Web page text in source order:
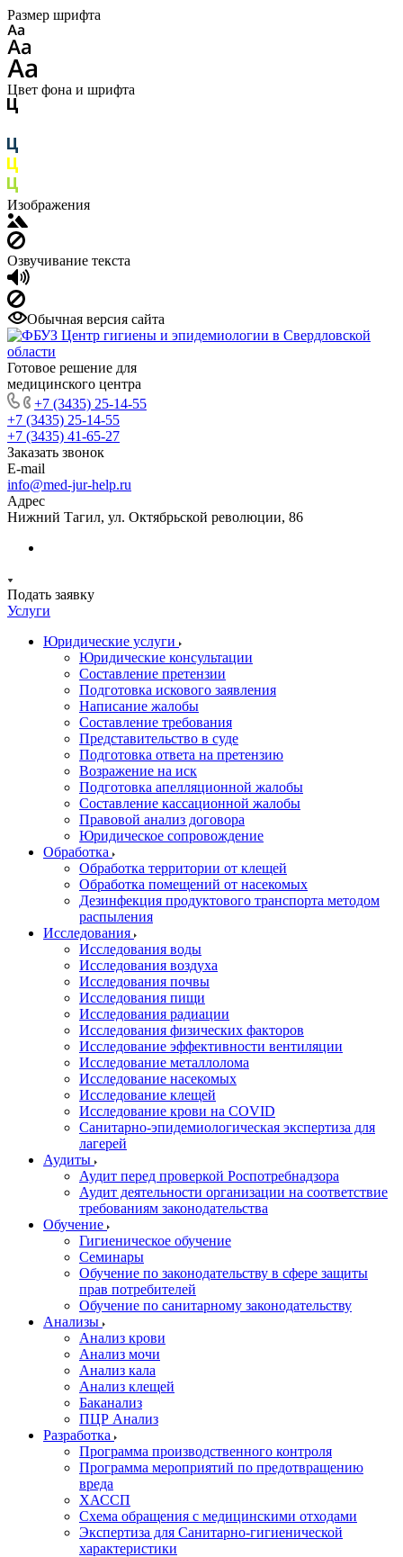
Размер шрифта
Цвет фона и шрифта
Изображения
Озвучивание текста
Обычная версия сайта
Готовое решение для
медицинского центра
+7 (3435) 25-14-55
+7 (3435) 25-14-55
+7 (3435) 41-65-27
Заказать звонок
E-mail
info@med-jur-help.ru
Адрес
Нижний Тагил, ул. Октябрьской революции, 86
Подать заявку
Услуги
Юридические услуги
Юридические консультации
Составление претензии
Подготовка искового заявления
Написание жалобы
Составление требования
Представительство в суде
Подготовка ответа на претензию
Возражение на иск
Подготовка апелляционной жалобы
Составление кассационной жалобы
Правовой анализ договора
Юридическое сопровождение
Обработка
Обработка территории от клещей
Обработка помещений от насекомых
Дезинфекция продуктового транспорта методом
распыления
Исследования
Исследования воды
Исследования воздуха
Исследования почвы
Исследования пищи
Исследования радиации
Исследования физических факторов
Исследование эффективности вентиляции
Исследование металлолома
Исследование насекомых
Исследование клещей
Исследование крови на COVID
Санитарно-эпидемиологическая экспертиза для
лагерей
Аудиты
Аудит перед проверкой Роспотребнадзора
Аудит деятельности организации на соответствие
требованиям законодательства
Обучение
Гигиеническое обучение
Семинары
Обучение по законодательству в сфере защиты
прав потребителей
Обучение по санитарному законодательству
Анализы
Анализ крови
Анализ мочи
Анализ кала
Анализ клещей
Баканализ
ПЦР Анализ
Разработка
Программа производственного контроля
Программа мероприятий по предотвращению
вреда
ХАССП
Схема обращения с медицинскими отходами
Экспертиза для Санитарно-гигиенической
характеристики